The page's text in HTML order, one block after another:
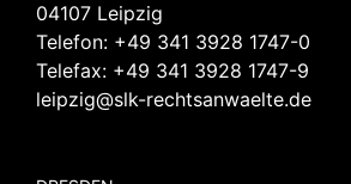
04107 Leipzig
Telefon: +49 341 3928 1747-0
Telefax: +49 341 3928 1747-9
leipzig@slk-rechtsanwaelte.de